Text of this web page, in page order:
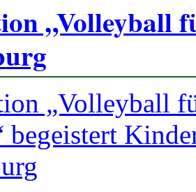
„Volleyball